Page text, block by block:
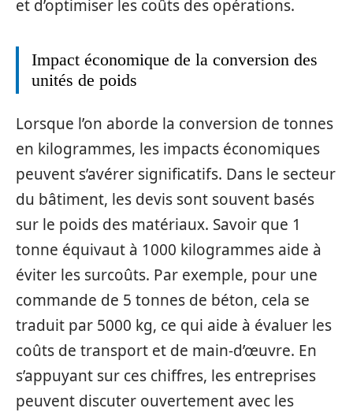
et d’optimiser les coûts des opérations.
Impact économique de la conversion des
unités de poids
Lorsque l’on aborde la conversion de tonnes
en kilogrammes, les impacts économiques
peuvent s’avérer significatifs. Dans le secteur
du bâtiment, les devis sont souvent basés
sur le poids des matériaux. Savoir que 1
tonne équivaut à 1000 kilogrammes aide à
éviter les surcoûts. Par exemple, pour une
commande de 5 tonnes de béton, cela se
traduit par 5000 kg, ce qui aide à évaluer les
coûts de transport et de main-d’œuvre. En
s’appuyant sur ces chiffres, les entreprises
peuvent discuter ouvertement avec les